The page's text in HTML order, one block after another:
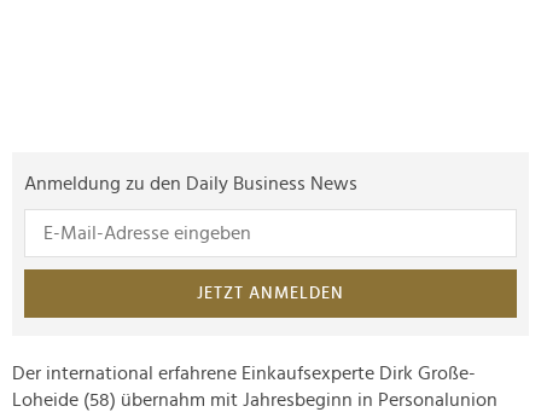
Anmeldung zu den Daily Business News
JETZT ANMELDEN
Der international erfahrene Einkaufsexperte Dirk Große-
Loheide (58) übernahm mit Jahresbeginn in Personalunion